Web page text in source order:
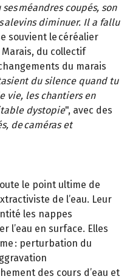
méandres coupés, son
alevins diminuer. Il a fallu
souvient le céréalier
du collectif
du marais
du silence quand tu
vie, les chantiers en
dystopie", avec des
de caméras et
le point ultime de
de l’eau. Leur
les nappes
l’eau en surface. Elles
: perturbation du
des cours d’eau et